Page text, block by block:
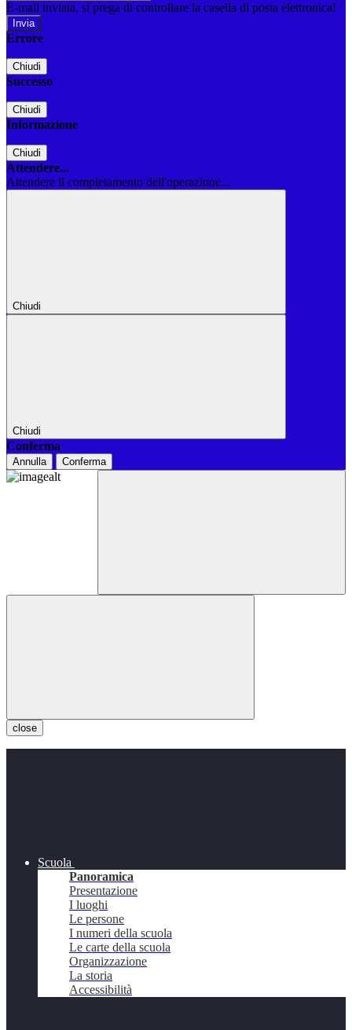
E-mail inviata, si prega di controllare la casella di posta elettronica!
Errore
Chiudi
Successo
Chiudi
Informazione
Chiudi
Attendere...
Attendere il completamento dell'operazione...
Chiudi
Chiudi
Conferma
Annulla Conferma
close
Scuola
Panoramica
Presentazione
I luoghi
Le persone
I numeri della scuola
Le carte della scuola
Organizzazione
La storia
Accessibilità